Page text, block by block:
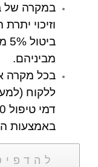
במקרה של
וזיכוי
מביניהם.
בכל מקרה
ללקוח
באמצעות